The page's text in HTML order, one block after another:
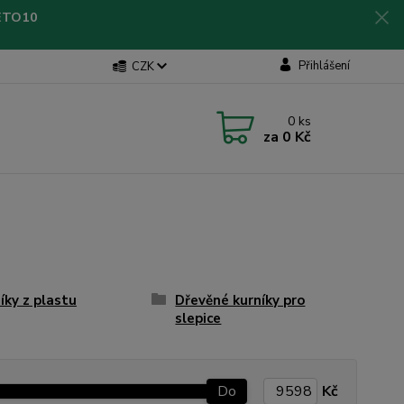
CZK Přihlášení
0 ks
za 0 Kč
z plastu
Dřevěné kurníky pro
slepice
Do Kč